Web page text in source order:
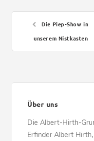
Die Piep-Show in
unserem Nistkasten
Über uns
Die Albert-Hirth-
Erfinder Albert